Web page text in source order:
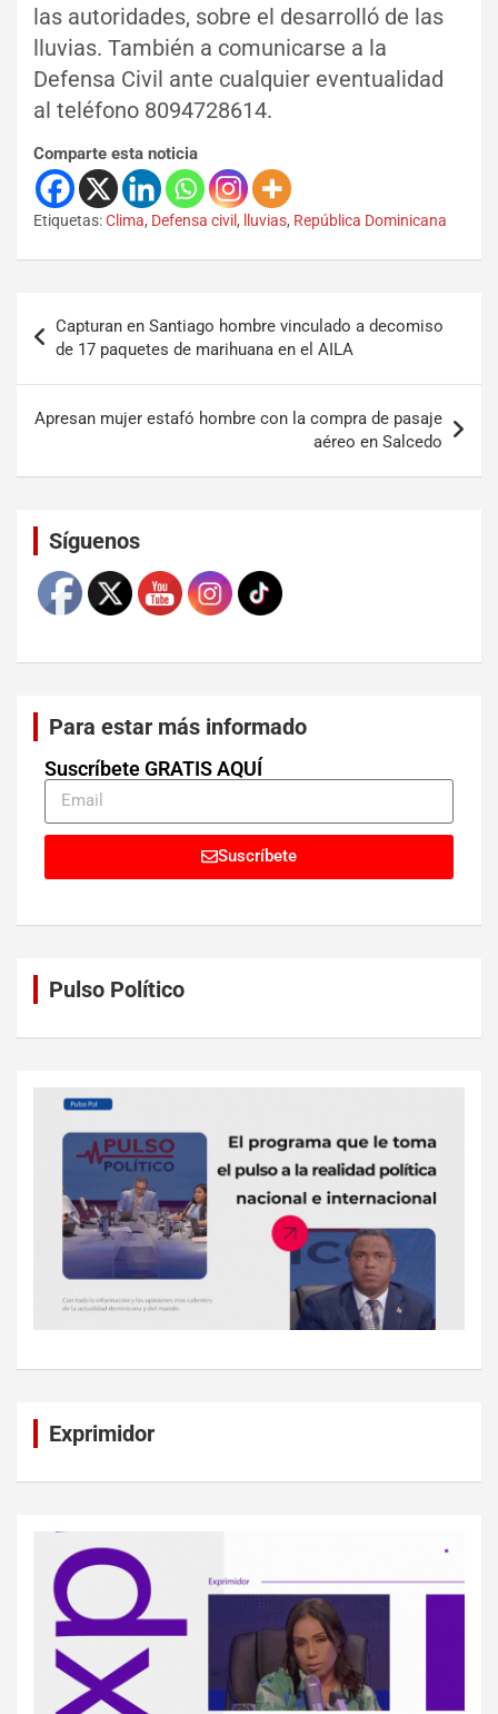
las autoridades, sobre el desarrolló de las
lluvias. También a comunicarse a la
Defensa Civil ante cualquier eventualidad
al teléfono 8094728614.
Comparte esta noticia
Etiquetas:Clima, Defensa civil , lluvias, República Dominicana
Capturan en Santiago hombre vinculado a decomiso
de 17 paquetes de marihuana en el AILA
Apresan mujer estafó hombre con la compra de pasaje
aéreo en Salcedo
Síguenos
Para estar más informado
Suscríbete GRATIS AQUÍ
Suscríbete
Pulso Político
Exprimidor